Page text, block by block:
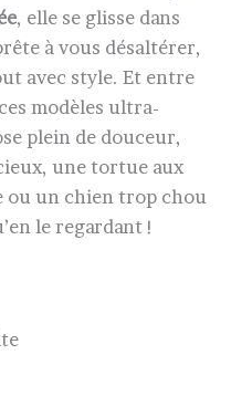
, elle se glisse dans
à vous désaltérer,
avec style. Et entre
modèles ultra-
plein de douceur,
une tortue aux
ou un chien trop chou
le regardant !